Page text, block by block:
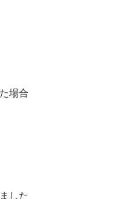
場合
した